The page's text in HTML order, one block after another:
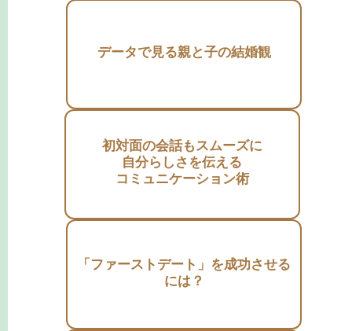
データで見る親と子の結婚観
初対面の会話もスムーズに
自分らしさを伝える
コミュニケーション術
「ファーストデート」を成功させる
には？